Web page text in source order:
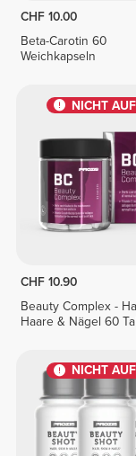
CHF 10.00
Beta-Carotin 60
Weichkapseln
NICHT
CHF 10.90
Beauty Complex -
Haare & Nägel 60
NICHT